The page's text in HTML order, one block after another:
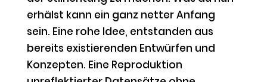
erhälst kann ein ganz netter Anfang
sein. Eine rohe Idee, entstanden aus
bereits existierenden Entwürfen und
Konzepten. Eine Reproduktion